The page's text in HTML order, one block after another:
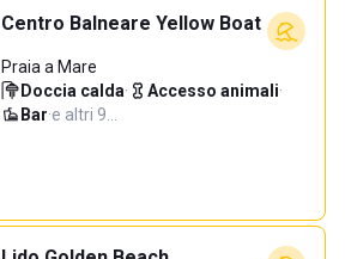
Centro Balneare Yellow Boat
Praia a Mare
Doccia calda· Accesso animali·
Bar·e altri 9…